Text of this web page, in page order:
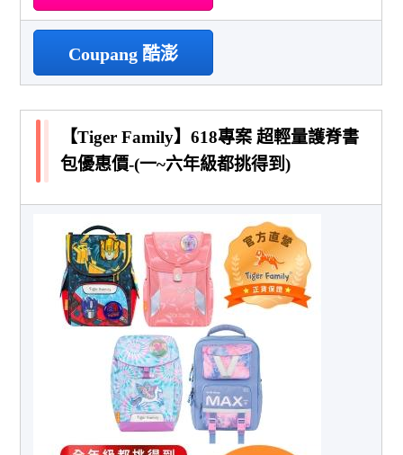
Coupang 酷澎
【Tiger Family】618專案 超輕量護脊書
包優惠價-(一~六年級都挑得到)